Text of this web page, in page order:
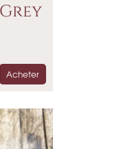
Acheter